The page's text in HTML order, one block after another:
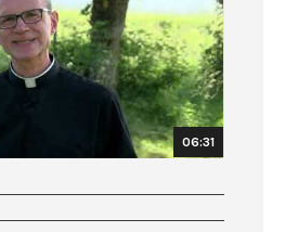
06:31